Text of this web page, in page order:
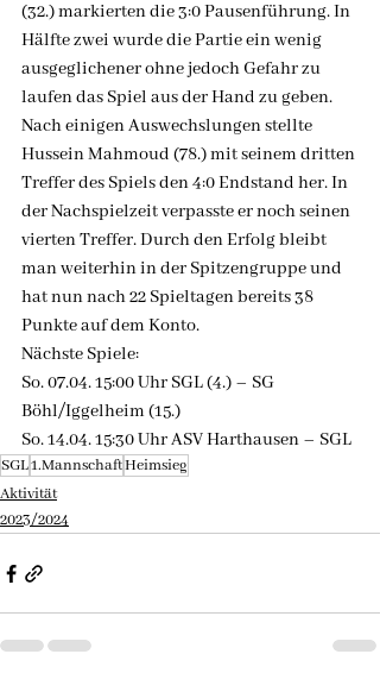
(32.) markierten die 3:0 Pausenführung. In
Hälfte zwei wurde die Partie ein wenig
ausgeglichener ohne jedoch Gefahr zu
laufen das Spiel aus der Hand zu geben.
Nach einigen Auswechslungen stellte
Hussein Mahmoud (78.) mit seinem dritten
Treffer des Spiels den 4:0 Endstand her. In
der Nachspielzeit verpasste er noch seinen
vierten Treffer. Durch den Erfolg bleibt
man weiterhin in der Spitzengruppe und
hat nun nach 22 Spieltagen bereits 38
Punkte auf dem Konto.
Nächste Spiele:
So. 07.04. 15:00 Uhr SGL (4.) – SG
Böhl/Iggelheim (15.)
So. 14.04. 15:30 Uhr ASV Harthausen – SGL
SGL1.MannschaftHeimsieg
Aktivität
2023/2024